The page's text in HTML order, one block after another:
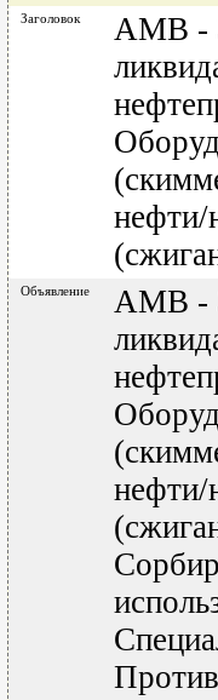
Заголовок
АМВ -
нефти/
Объявление
АМВ -
нефти/